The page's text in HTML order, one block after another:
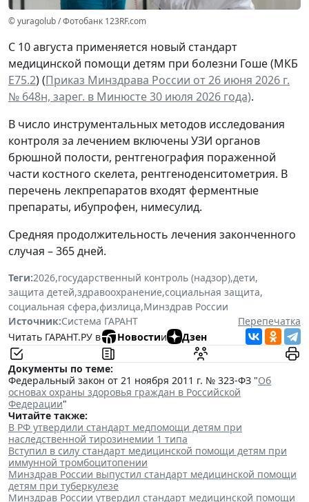
© yuragolub / Фотобанк 123RF.com
С 10 августа применяется новый стандарт
медицинской помощи детям при болезни Гоше (МКБ
Е75.2) (Приказ Минздрава России от 26 июня 2026 г.
№ 648н, зарег. в Минюсте 30 июля 2026 года).
В число инструментальных методов исследования
контроля за лечением включены УЗИ органов
брюшной полости, рентгенография пораженной
части костного скелета, рентгеноденситометрия. В
перечень лекпрепаратов входят ферментные
препараты, ибупрофен, нимесулид.
Средняя продолжительность лечения законченного
случая – 365 дней.
Теги:2026,государственный контроль (надзор),дети,
защита детей,здравоохранение,социальная защита,
социальная сфера,физлица,Минздрав России
Источник:Система ГАРАНТ
Перепечатка
Читать ГАРАНТ.РУ в
Новостии Дзен
Документы по теме:
Федеральный закон от 21 ноября 2011 г. № 323-ФЗ "Об
основах охраны здоровья граждан в Российской
Федерации"
Читайте также:
В РФ утвердили стандарт медпомощи детям при
наследственной тирозинемии 1 типа
Вступил в силу стандарт медицинской помощи детям при
иммунной тромбоцитопении
Минздрав России выпустил стандарт медицинской помощи
детям при туберкулезе
Минздрав России утвердил стандарт медицинской помощи